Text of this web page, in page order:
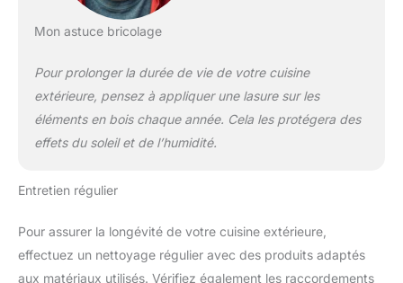
Mon astuce bricolage
Pour prolonger la durée de vie de votre cuisine
extérieure, pensez à appliquer une lasure sur les
éléments en bois chaque année. Cela les protégera des
effets du soleil et de l’humidité.
Entretien régulier
Pour assurer la longévité de votre cuisine extérieure,
effectuez un nettoyage régulier avec des produits adaptés
aux matériaux utilisés. Vérifiez également les raccordements